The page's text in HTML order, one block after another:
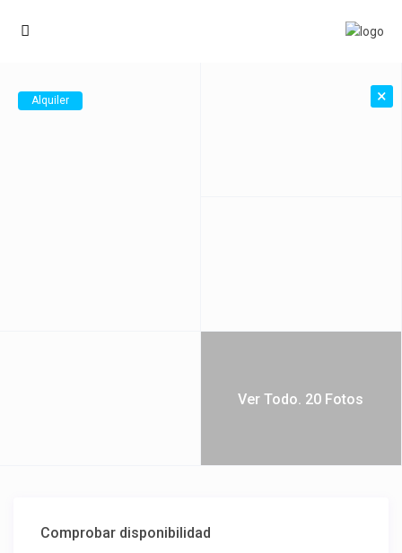
Alquiler
Ver Todo. 20 Fotos
×
Comprobar disponibilidad